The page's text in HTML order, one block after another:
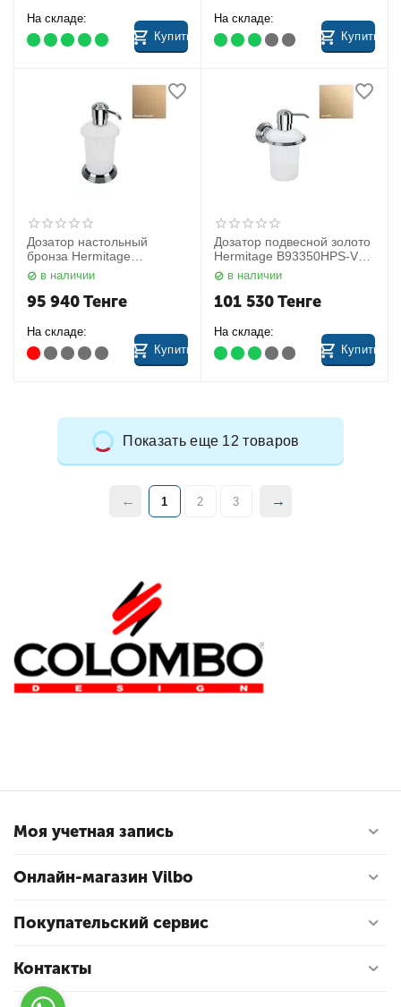
На складе:
Купить
На складе:
Купить
Дозатор настольный
бронза Hermitage
B93360OA-VAN Colombo
в наличии
95 940Тенге
На складе:
Купить
Дозатор подвесной золото
Hermitage B93350HPS-VAN
Colombo
в наличии
101 530Тенге
На складе:
Купить
Показать еще 12 товаров
1 2 3
Моя учетная запись
Онлайн-магазин Vilbo
Покупательский сервис
Контакты